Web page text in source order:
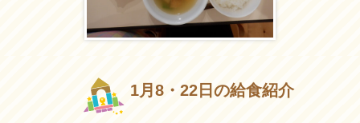
1月8・22日の給食紹介